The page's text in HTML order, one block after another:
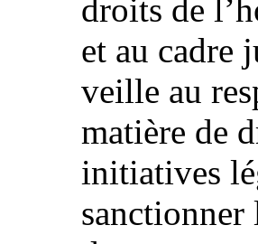
droits de
et au cadre
veille au
matière de
initiatives
sanctionner